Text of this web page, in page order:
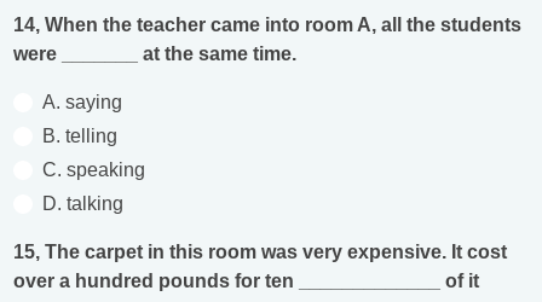
14, When the teacher came into room A, all the students
were _______ at the same time.
A. saying
B. telling
C. speaking
D. talking
15, The carpet in this room was very expensive. It cost
over a hundred pounds for ten _____________ of it